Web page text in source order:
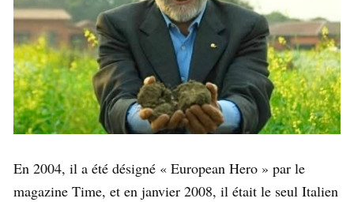
En 2004, il a été désigné « European Hero » par le
magazine Time, et en janvier 2008, il était le seul Italien